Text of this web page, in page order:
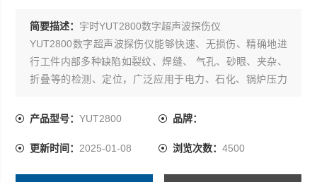
简要描述： 宇时YUT2800数字超声波探伤仪
YUT2800数字超声波探伤仪能够快速、无损伤、精确地进
行工件内部多种缺陷如裂纹、焊缝、 气孔、砂眼、夹杂、
折叠等的检测、定位，广泛应用于电力、石化、锅炉压力
等领域。
产品型号：YUT2800 品牌：
更新时间： 2025-01-08 浏览次数： 4500